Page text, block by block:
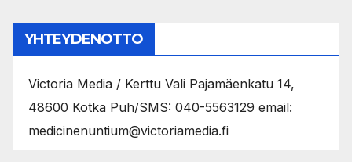
YHTEYDENOTTO
Victoria Media / Kerttu Vali Pajamäenkatu 14,
48600 Kotka Puh/SMS: 040-5563129 email:
medicinenuntium@victoriamedia.fi